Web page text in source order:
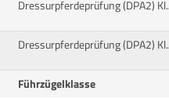
Dressurpferdeprüfung (DPA2)
Dressurpferdeprüfung (DPA2)
Führzügelklasse